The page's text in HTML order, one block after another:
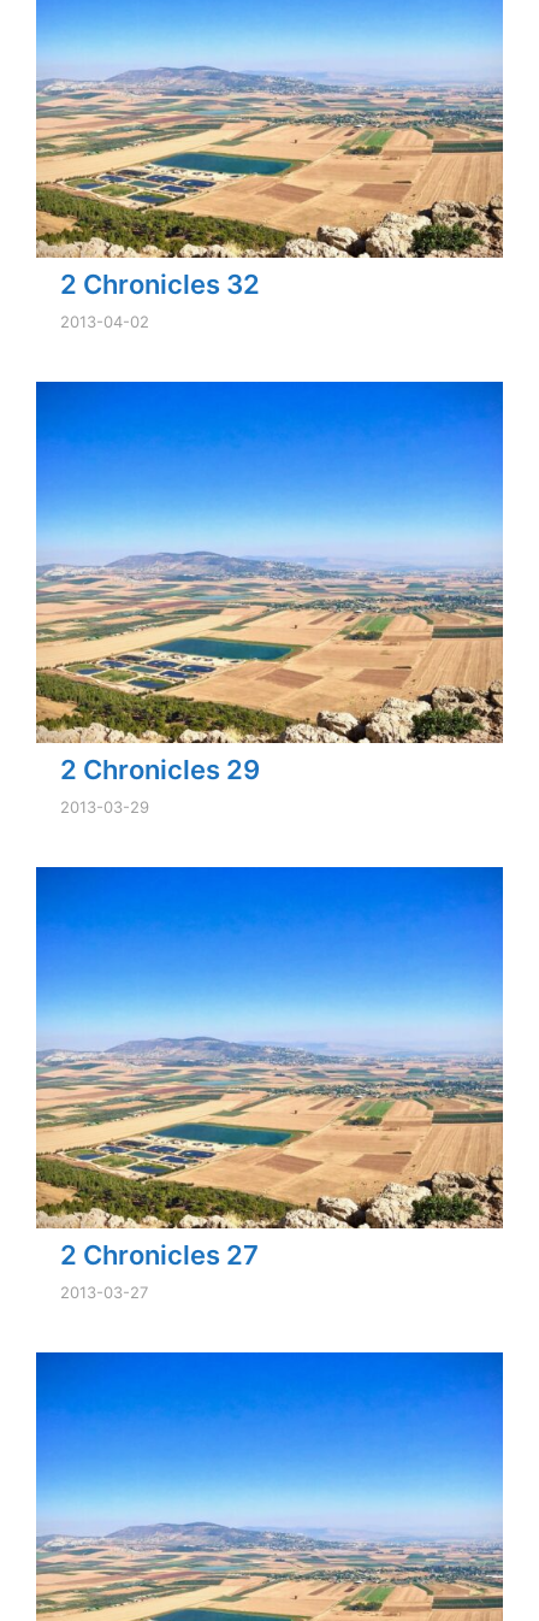
2 Chronicles 32
2013-04-02
2 Chronicles 29
2013-03-29
2 Chronicles 27
2013-03-27